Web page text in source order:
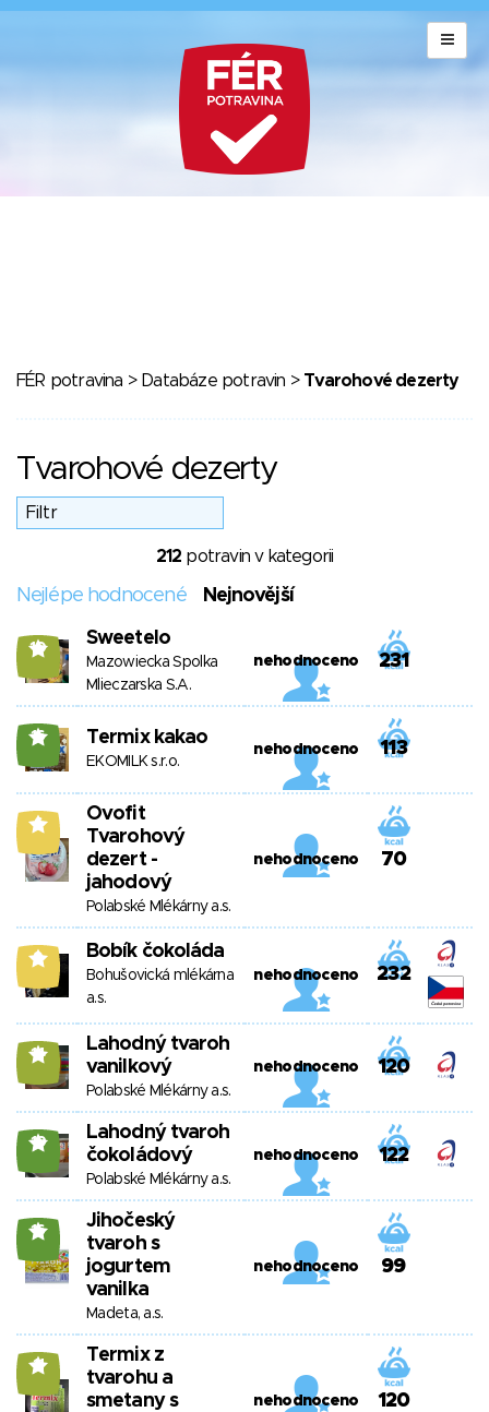
FÉR potravina > Databáze potravin > Tvarohové dezerty
Tvarohové dezerty
212 potravin v kategorii
Nejlépe hodnocené Nejnovější
10 Sweetelo
Mazowiecka Spolka
Mlieczarska S.A.
nehodnoceno 231
16 Termix kakao
EKOMILK s.r.o.
nehodnoceno 113
6
Ovofit
Tvarohový
dezert -
jahodový
Polabské Mlékárny a.s.
nehodnoceno 70
9 Bobík čokoláda
Bohušovická mlékárna
a.s.
nehodnoceno 232
14
Lahodný tvaroh
vanilkový
Polabské Mlékárny a.s.
nehodnoceno 120
19
Lahodný tvaroh
čokoládový
Polabské Mlékárny a.s.
nehodnoceno 122
16
Jihočeský
tvaroh s
jogurtem
vanilka
Madeta, a.s.
nehodnoceno 99
11
Termix z
tvarohu a
smetany s
nehodnoceno 120